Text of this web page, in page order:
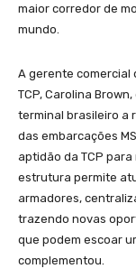
maior corredor de
mundo.
A gerente comercial
TCP, Carolina
terminal brasileiro a
das embarcações
aptidão da TCP
estrutura permite
armadores,
trazendo novas
que podem escoar
complementou.